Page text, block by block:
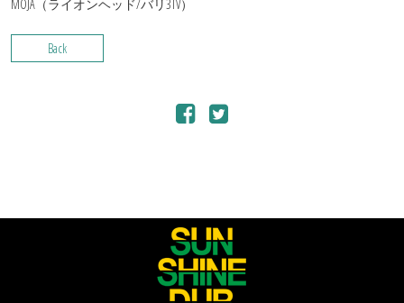
MOJA（ライオンヘッド/バリ3TV）
Back